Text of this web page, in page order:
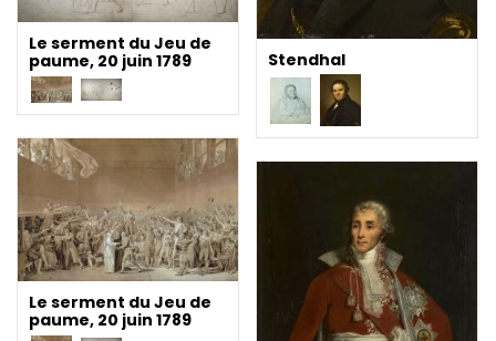
Stendhal
Le serment du Jeu de
paume, 20 juin 1789
Le serment du Jeu de
paume, 20 juin 1789